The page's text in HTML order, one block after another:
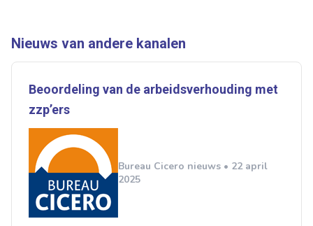
Nieuws van andere kanalen
Beoordeling van de arbeidsverhouding met
zzp’ers
Bureau Cicero nieuws • 22 april
2025
Doorzaam
Flexmarkt Flexnieuws
Normering Arbeid
ZiPconomy